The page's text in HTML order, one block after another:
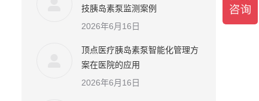
技胰岛素泵监测案例
2026年6月16日
顶点医疗胰岛素泵智能化管理方
案在医院的应用
2026年6月16日